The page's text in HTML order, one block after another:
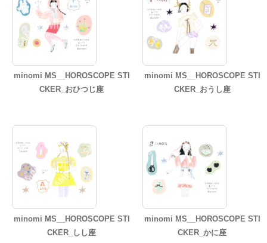
minomi MS__HOROSCOPE STI
CKER_おひつじ座
minomi MS__HOROSCOPE STI
CKER_おうし座
minomi MS__HOROSCOPE STI
CKER_しし座
minomi MS__HOROSCOPE STI
CKER_かに座